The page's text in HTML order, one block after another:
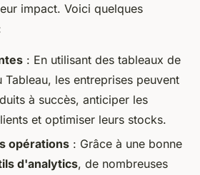
impact. Voici quelques
: En utilisant des tableaux de
Tableau, les entreprises peuvent
à succès, anticiper les
et optimiser leurs stocks.
opérations : Grâce à une bonne
d'analytics, de nombreuses